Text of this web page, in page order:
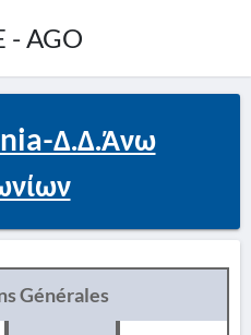
- AGO
Δ.Δ.Άνω
Générales